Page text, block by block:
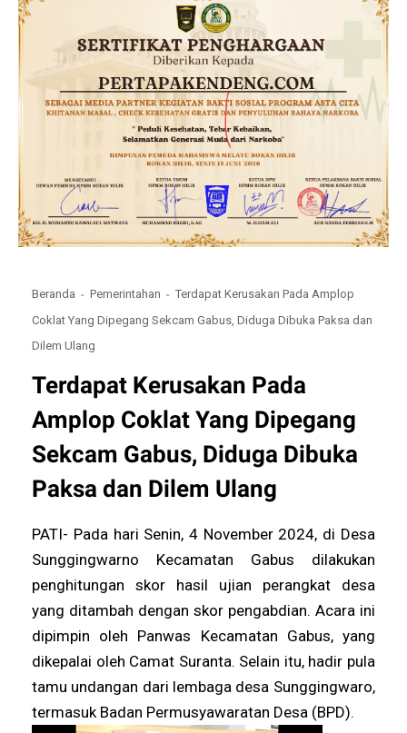
Beranda Pemerintahan
Terdapat Kerusakan Pada Amplop
Coklat Yang Dipegang Sekcam Gabus, Diduga Dibuka Paksa dan
Dilem Ulang
Terdapat Kerusakan Pada
Amplop Coklat Yang Dipegang
Sekcam Gabus, Diduga Dibuka
Paksa dan Dilem Ulang
PATI- Pada hari Senin, 4 November 2024, di Desa
Sunggingwarno Kecamatan Gabus dilakukan
penghitungan skor hasil ujian perangkat desa
yang ditambah dengan skor pengabdian. Acara ini
dipimpin oleh Panwas Kecamatan Gabus, yang
dikepalai oleh Camat Suranta. Selain itu, hadir pula
tamu undangan dari lembaga desa Sunggingwaro,
termasuk Badan Permusyawaratan Desa (BPD).